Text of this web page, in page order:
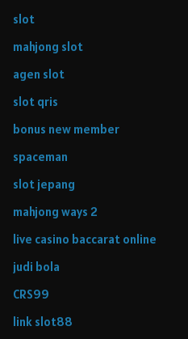
slot
mahjong slot
agen slot
slot qris
bonus new member
spaceman
slot jepang
mahjong ways 2
live casino baccarat online
judi bola
CRS99
link slot88